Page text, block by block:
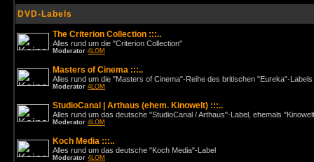
DVD-Labels
The Criterion Collection :::..
Alles rund um die "Criterion Collection"
Moderator 4LOM
Masters of Cinema :::..
Alles rund um die "Masters of Cinema"-Reihe des britischen "Eureka"-Labels
Moderator 4LOM
StudioCanal | Arthaus (ehem. Kinowelt) :::..
Alles rund um das deutsche "StudioCanal / Arthaus"-Label, ehemals
Moderator 4LOM
Koch Media :::..
Alles rund um das deutsche "Koch Media"-Label
Moderator 4LOM